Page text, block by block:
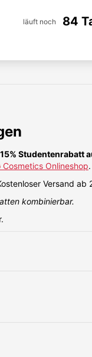
läuft noch 84
15% Studentenrabatt
Cosmetics Onlineshop.
Versand ab
kombinierbar.